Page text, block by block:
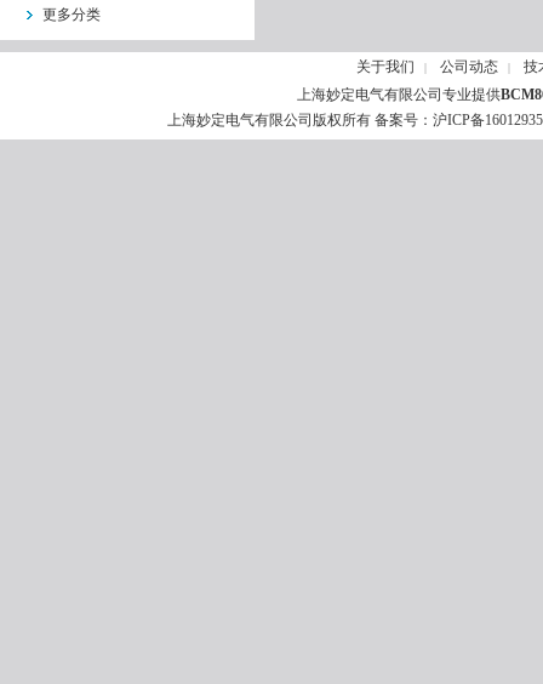
更多分类
关于我们 | 公司动态 |
技
上海妙定电气有限公司专业提供
上海妙定电气有限公司版权所有 备案号： 沪ICP备